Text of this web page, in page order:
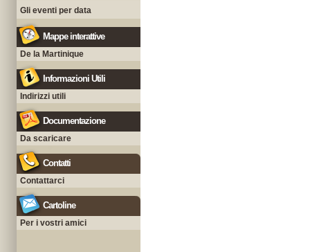
Gli eventi per data
Mappe interattive
De la Martinique
Informazioni Utili
Indirizzi utili
Documentazione
Da scaricare
Contatti
Contattarci
Cartoline
Per i vostri amici